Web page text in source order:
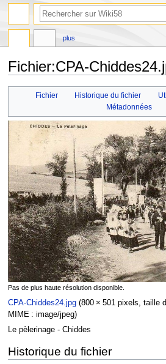
Fichier:CPA-
navigation
recherche
Fichier Historique du fichier
Métadonnées
Pas de plus haute résolution disponible.
CPA-Chiddes24.jpg‎ (800 × 501 pixels, taille
MIME : image/jpeg)
Le pèlerinage - Chiddes
Historique du fichier
plus